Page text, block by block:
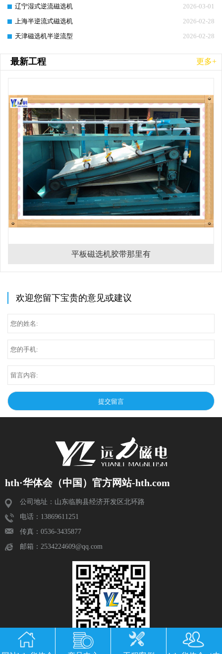
2026-03-01
辽宁湿式逆流磁选机
2026-02-28
上海半逆流式磁选机
2026-02-28
天津磁选机半逆流型
最新工程 更多+
平板磁选机胶带那里有
欢迎您留下宝贵的意见或建议
hth·华体会（中国）官方网站-hth.com
公司地址：山东临朐县经济开发区北环路
电话：13869611251
传真：0536-3435877
邮箱：2534224609@qq.com